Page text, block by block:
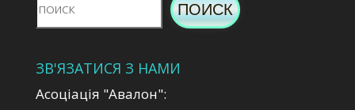
ПОИСК
ЗВ'ЯЗАТИСЯ З НАМИ
Асоціація "Авалон":